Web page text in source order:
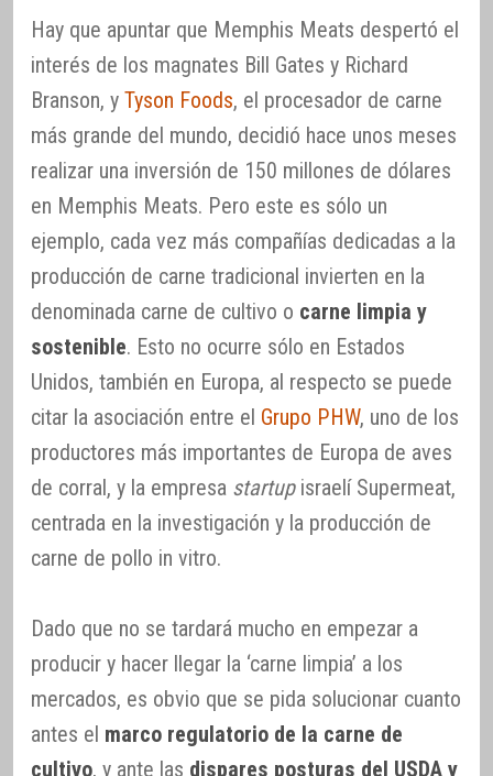
Hay que apuntar que Memphis Meats despertó el
interés de los magnates Bill Gates y Richard
Branson, y Tyson Foods, el procesador de carne
más grande del mundo, decidió hace unos meses
realizar una inversión de 150 millones de dólares
en Memphis Meats. Pero este es sólo un
ejemplo, cada vez más compañías dedicadas a la
producción de carne tradicional invierten en la
denominada carne de cultivo o carne limpia y
sostenible. Esto no ocurre sólo en Estados
Unidos, también en Europa, al respecto se puede
citar la asociación entre el Grupo PHW, uno de los
productores más importantes de Europa de aves
de corral, y la empresa startupisraelí Supermeat,
centrada en la investigación y la producción de
carne de pollo in vitro.
Dado que no se tardará mucho en empezar a
producir y hacer llegar la ‘carne limpia’ a los
mercados, es obvio que se pida solucionar cuanto
antes el marco regulatorio de la carne de
cultivo, y ante las dispares posturas del USDA y